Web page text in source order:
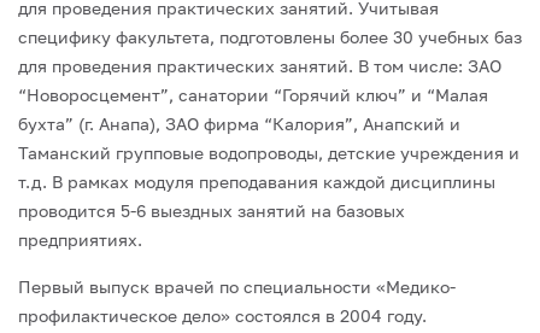
для проведения практических занятий. Учитывая
специфику факультета, подготовлены более 30 учебных баз
для проведения практических занятий. В том числе: ЗАО
“Новоросцемент”, санатории “Горячий ключ” и “Малая
бухта” (г. Анапа), ЗАО фирма “Калория”, Анапский и
Таманский групповые водопроводы, детские учреждения и
т.д. В рамках модуля преподавания каждой дисциплины
проводится 5-6 выездных занятий на базовых
предприятиях.
Первый выпуск врачей по специальности «Медико-
профилактическое дело» состоялся в 2004 году.